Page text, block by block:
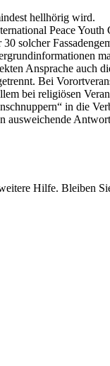
hellhörig wird.
Peace
solcher
Ansprache auch
Bei
bei religiösen
in die
Hilfe. Bleiben